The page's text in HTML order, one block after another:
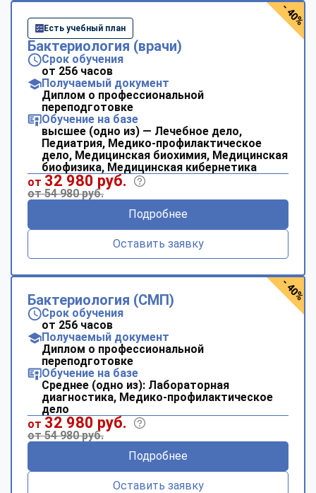
Есть учебный план
Бактериология (врачи)
Срок обучения
от 256 часов
Получаемый документ
Диплом о профессиональной
переподготовке
Обучение на базе
высшее (одно из) — Лечебное дело,
Педиатрия, Медико-профилактическое
дело, Медицинская биохимия, Медицинская
биофизика, Медицинская кибернетика
от 32 980 руб.
от 54 980 руб.
Подробнее
Оставить заявку
- 40%
Бактериология (СМП)
Срок обучения
от 256 часов
Получаемый документ
Диплом о профессиональной
переподготовке
Обучение на базе
Среднее (одно из): Лабораторная
диагностика, Медико-профилактическое
дело
от 32 980 руб.
от 54 980 руб.
Подробнее
Оставить заявку
- 40%